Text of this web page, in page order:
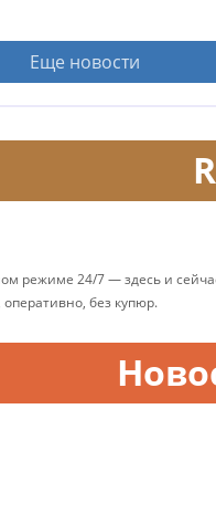
Еще новости
режиме 24/7 — здесь и
без купюр.